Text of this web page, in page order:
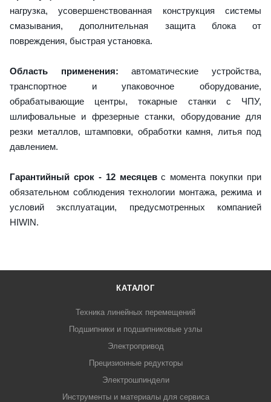
нагрузка, усовершенствованная конструкция системы
смазывания, дополнительная защита блока от
повреждения, быстрая установка.
Область применения: автоматические устройства,
транспортное и упаковочное оборудование,
обрабатывающие центры, токарные станки с ЧПУ,
шлифовальные и фрезерные станки, оборудование для
резки металлов, штамповки, обработки камня, литья под
давлением.
Гарантийный срок - 12 месяцевс момента покупки при
обязательном соблюдения технологии монтажа, режима и
условий эксплуатации, предусмотренных компанией
HIWIN.
КАТАЛОГ
Техника линейных перемещений
Подшипники и подшипниковые узлы
Электропривод
Прецизионные редукторы
Электрошпиндели
Инструменты и материалы для сервиса